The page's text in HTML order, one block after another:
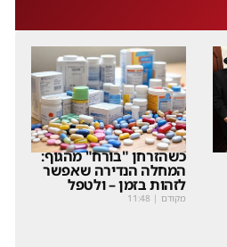
כשהזרחן "בורח" מהגוף:
המחלה הנדירה שאפשר
לזהות בזמן – ולטפל
מקודם |
11:48